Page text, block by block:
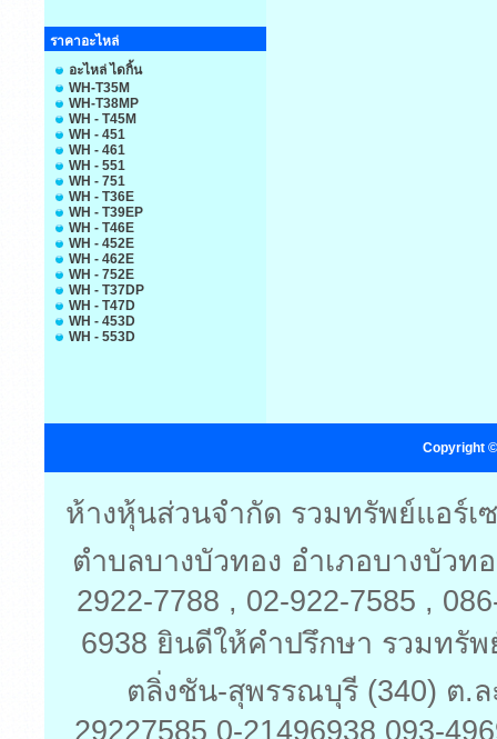
ราคาอะไหล่
อะไหล่ ไดกิ้น
WH-T35M
WH-T38MP
WH - T45M
WH - 451
WH - 461
WH - 551
WH - 751
WH - T36E
WH - T39EP
WH - T46E
WH - 452E
WH - 462E
WH - 752E
WH - T37DP
WH - T47D
WH - 453D
WH - 553D
Copyright
ห้างหุ้นส่วนจำกัด รวมทรัพย์แอร์
ตำบลบางบัวทอง อำเภอบางบัวท
2922-7788 , 02-922-7585 ,
6938 ยินดีให้คำปรึกษา รวมทรั
ตลิ่งชัน-สุพรรณบุรี (340) ต.
29227585 0-21496938 093-